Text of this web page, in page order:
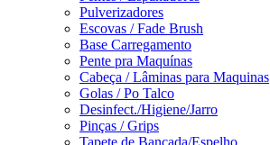
Pulverizadores
Escovas / Fade Brush
Base Carregamento
Pente pra Maquínas
Cabeça / Lâminas para Maquinas
Golas / Po Talco
Desinfect./Higiene/Jarro
Pinças / Grips
Tapete de Bancada/Espelho